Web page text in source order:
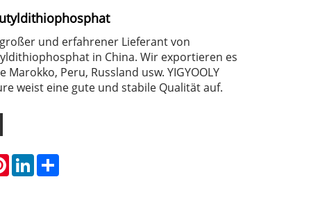
großer und erfahrener Lieferant von
in China. Wir exportieren es
Marokko, Peru, Russland usw. YIGYOOLY
weist eine gute und stabile Qualität auf.
PinterestLinkedInShare